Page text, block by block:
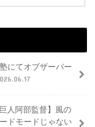
にてオブザーバー
人阿部監督】風の
ドモードじゃない